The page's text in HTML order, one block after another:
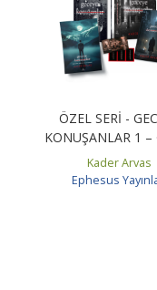
ÖZEL SERİ -
KONUŞANLAR 1 –
Kader Arvas
Ephesus